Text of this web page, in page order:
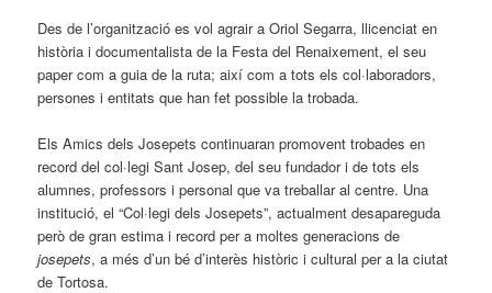
Des de l’organització es vol agrair a Oriol Segarra, llicenciat en
història i documentalista de la Festa del Renaixement, el seu
paper com a guia de la ruta; així com a tots els col·laboradors,
persones i entitats que han fet possible la trobada.
Els Amics dels Josepets continuaran promovent trobades en
record del col·legi Sant Josep, del seu fundador i de tots els
alumnes, professors i personal que va treballar al centre. Una
institució, el “Col·legi dels Josepets”, actualment desapareguda
però de gran estima i record per a moltes generacions de
josepets, a més d’un bé d’interès històric i cultural per a la ciutat
de Tortosa.